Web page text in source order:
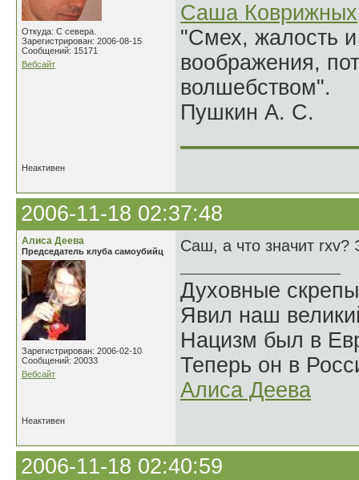
Откуда: С севера.
Зарегистрирован: 2006-08-15
Сообщений: 15171
Вебсайт
Саша Коврижных
"Смех, жалость
воображения,
волшебством".
Пушкин А. С.
Неактивен
2006-11-18 02:37:48
Алиса Деева
Председатель клуба самоубийц
Зарегистрирован: 2006-02-10
Сообщений: 20033
Вебсайт
Саш, а что значит rxv?
Духовные
Явил наш
Нацизм был в
Теперь он в
Алиса Деева
Неактивен
2006-11-18 02:40:59